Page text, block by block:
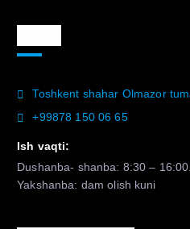
Toshkent shahar Olmazor
+99878 150 06 65
Ish vaqti:
Dushanba- shanba: 8:30 – 16:00.
Yakshanba: dam olish kuni